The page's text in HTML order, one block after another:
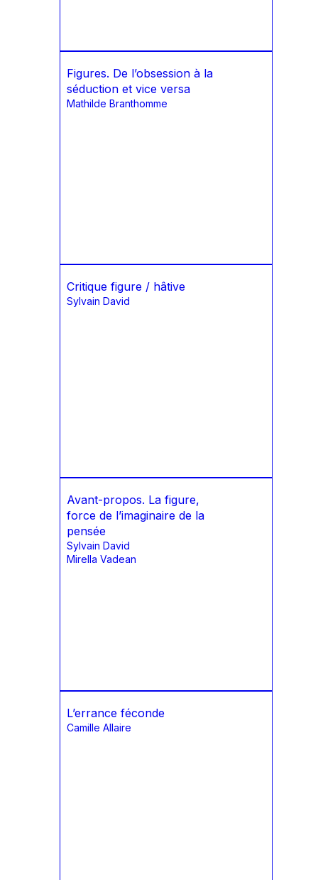
Figures. De l’obsession à la
séduction et vice versa
Mathilde Branthomme
Critique figure / hâtive
Sylvain David
Avant-propos. La figure,
force de l’imaginaire de la
pensée
Sylvain David
Mirella Vadean
L’errance féconde
Camille Allaire